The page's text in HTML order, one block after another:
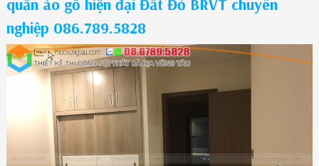
quần áo gỗ hiện đại Đất Đỏ BRVT chuyên
nghiệp 086.789.5828